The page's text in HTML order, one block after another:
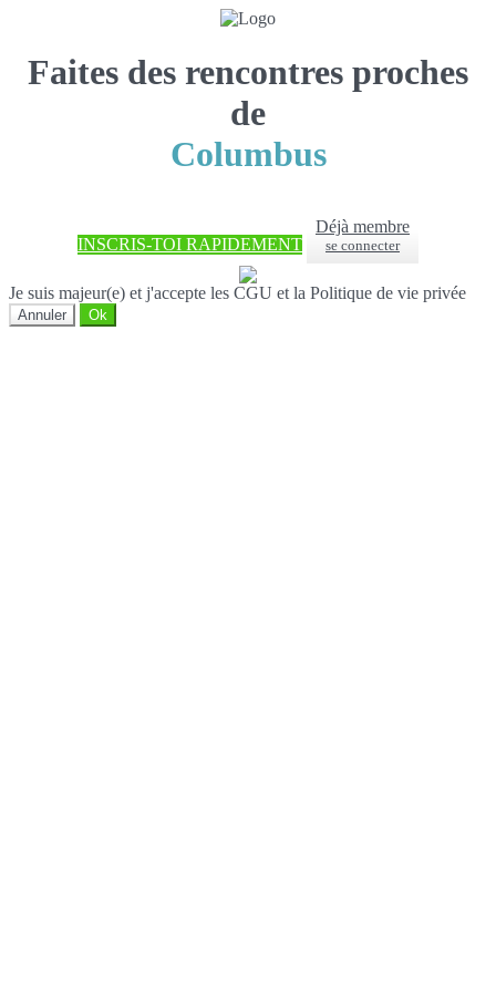
Faites des rencontres proches
de
Columbus
INSCRIS-TOI RAPIDEMENT
Déjà membre
se connecter
Je suis majeur(e) et j'accepte les CGU et la Politique de vie privée
Annuler Ok